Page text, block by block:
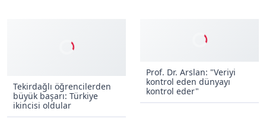
Tekirdağlı öğrencilerden
büyük başarı: Türkiye
ikincisi oldular
Prof. Dr. Arslan: "Veriyi
kontrol eden dünyayı
kontrol eder"